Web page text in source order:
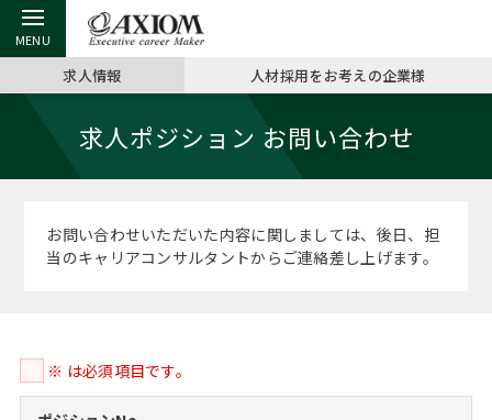
戻る
アクシアムの特長 ミッシ
コンサ
サービス案内
お申し
キャリ
戻る
キャリア支援 TOP
キャリアデザイン講座
（最新求人市場動向）
キャリ
MBAの
おわり
MBAの転職事例
MBA留
日本か
戻る
転職ツール TOP
英文レジュメの書き方
英文レ
パワー
よくある面接Q&A集
戻る
転職コラム TOP
“展”職相談室
転職成功への4つの鍵
戻る
イベント・セミナー TOP
ジョブフェア
キャリアフォーラム
戻る
会社概要 TOP
沿革
採用情報
求人情報 人材採用をお考えの企業様
求人ポジション お問い合わせ
お問い合わせいただいた内容に関しましては、後日、担
当のキャリアコンサルタントからご連絡差し上げます。
※ は必須項目です。